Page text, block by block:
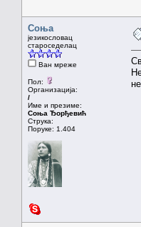
Соња
језикословац
староседелац
Ван мреже
Пол:
Организација:
/
Име и презиме:
Соња Ђорђевић
Струка:
Поруке: 1.404